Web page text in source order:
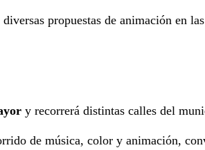
propuestas de animación en
y recorrerá distintas calles del
de música, color y animación,